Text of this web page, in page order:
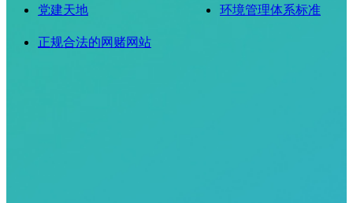
党建天地
正规合法的网赌网站
环境管理体系标准